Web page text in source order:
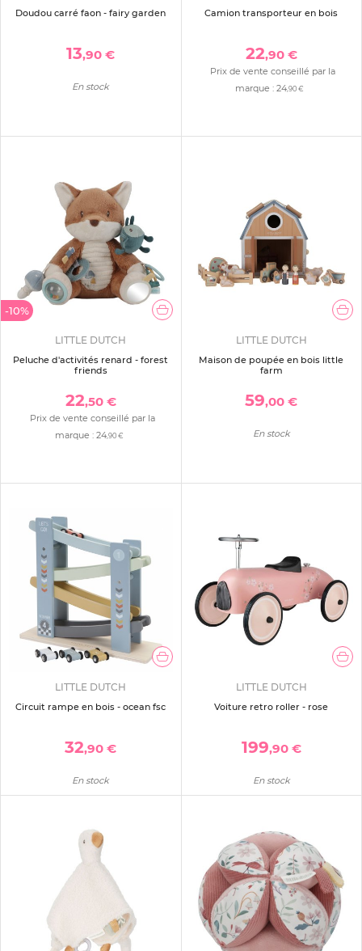
Doudou carré faon - fairy garden
13,90 €
En stock
Camion transporteur en bois
22,90 €
Prix de vente conseillé par la
marque :24,90 €
-10%
LITTLE DUTCH
Peluche d'activités renard - forest
friends
22,50 €
Prix de vente conseillé par la
marque : 24,90 €
LITTLE DUTCH
Maison de poupée en bois little
farm
59,00 €
En stock
LITTLE DUTCH
Circuit rampe en bois - ocean fsc
32,90 €
En stock
LITTLE DUTCH
Voiture retro roller - rose
199,90 €
En stock